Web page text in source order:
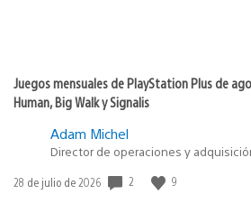
Juegos mensuales de PlayStation Plus de
Human, Big Walk y Signalis
Adam Michel
Director de operaciones y
Fecha
28 de julio de 2026 2 9